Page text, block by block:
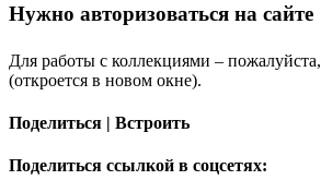
Нужно авторизоваться на сайте
Для работы с коллекциями – пожалуйста,
(откроется в новом окне).
Поделиться | Встроить
Поделиться ссылкой в соцсетях: